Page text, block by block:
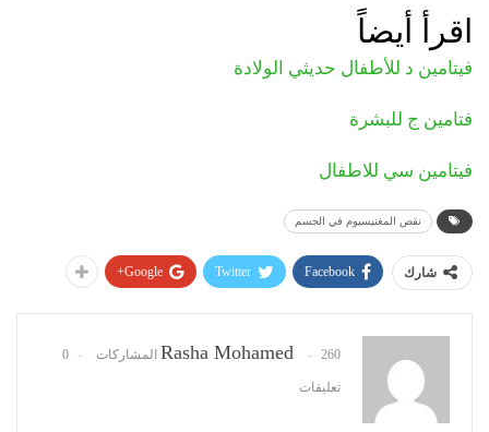
اقرأ أيضاً
فيتامين د للأطفال حديثي الولادة
فتامين ج للبشرة
فيتامين سي للاطفال
نقص المغنيسيوم في الجسم
شارك Facebook
Twitter
Google+
Rasha Mohamed 260 المشاركات 0
تعليقات